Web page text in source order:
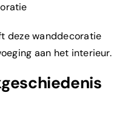
deze wanddecoratie
aan het interieur.